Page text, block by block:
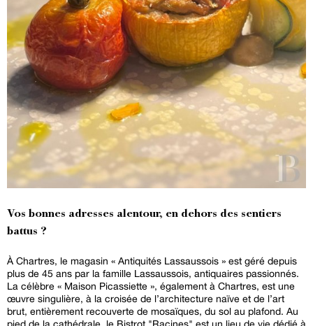
Vos bonnes adresses alentour, en dehors des sentiers
battus ?
À Chartres, le magasin « Antiquités Lassaussois » est géré depuis
plus de 45 ans par la famille Lassaussois, antiquaires passionnés.
La célèbre « Maison Picassiette », également à Chartres, est une
œuvre singulière, à la croisée de l’architecture naïve et de l’art
brut, entièrement recouverte de mosaïques, du sol au plafond. Au
pied de la cathédrale, le Bistrot "Racines" est un lieu de vie dédié à